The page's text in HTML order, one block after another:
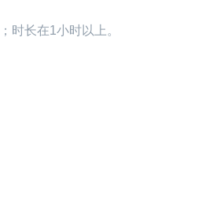
时长在1小时以上。